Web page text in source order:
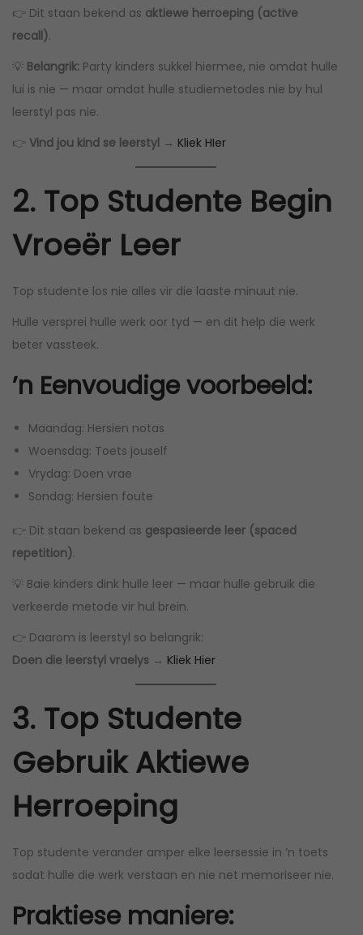
👉 Dit staan bekend as aktiewe herroeping (active
recall).
💡 Belangrik: Party kinders sukkel hiermee, nie omdat hulle
lui is nie — maar omdat hulle studiemetodes nie by hul
leerstyl pas nie.
👉 Vind jou kind se leerstyl → Kliek HIer
2. Top Studente Begin
Vroeër Leer
Top studente los nie alles vir die laaste minuut nie.
Hulle versprei hulle werk oor tyd — en dit help die werk
beter vassteek.
’n Eenvoudige voorbeeld:
Maandag: Hersien notas
Woensdag: Toets jouself
Vrydag: Doen vrae
Sondag: Hersien foute
👉 Dit staan bekend as gespasieerde leer (spaced
repetition).
💡 Baie kinders dink hulle leer — maar hulle gebruik die
verkeerde metode vir hul brein.
👉 Daarom is leerstyl so belangrik:
Doen die leerstyl vraelys → Kliek Hier
3. Top Studente
Gebruik Aktiewe
Herroeping
Top studente verander amper elke leersessie in ’n toets
sodat hulle die werk verstaan en nie net memoriseer nie.
Praktiese maniere: